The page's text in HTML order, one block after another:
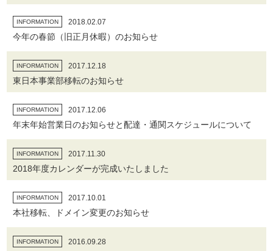
INFORMATION 2018.02.07
今年の春節（旧正月休暇）のお知らせ
INFORMATION 2017.12.18
東日本事業部移転のお知らせ
INFORMATION 2017.12.06
年末年始営業日のお知らせと配達・通関スケジュールについて
INFORMATION 2017.11.30
2018年度カレンダーが完成いたしました
INFORMATION 2017.10.01
本社移転、ドメイン変更のお知らせ
INFORMATION 2016.09.28